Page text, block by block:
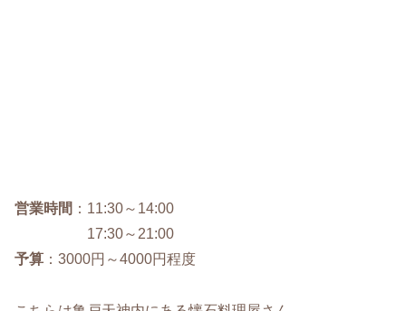
営業時間 ：11:30～14:00
17:30～21:00
予算 ：3000円～4000円程度